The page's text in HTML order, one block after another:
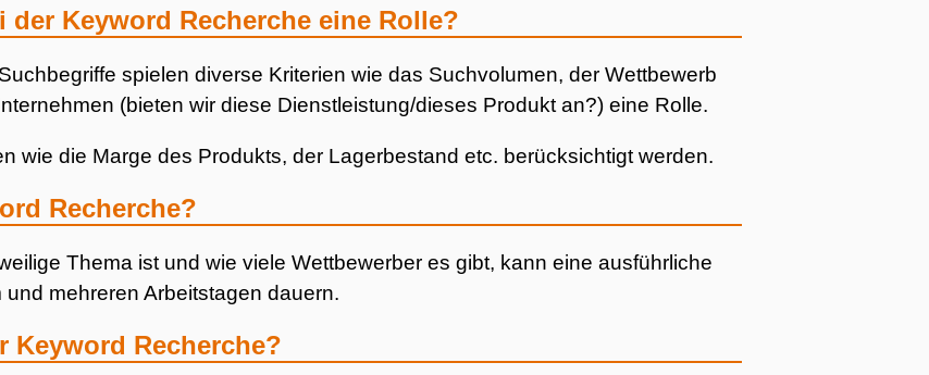
Keyword Recherche eine Rolle?
spielen diverse Kriterien wie das Suchvolumen, der Wettbewerb
(bieten wir diese Dienstleistung/dieses Produkt an?) eine Rolle.
wie die Marge des Produkts, der Lagerbestand etc. berücksichtigt werden.
Recherche?
Thema ist und wie viele Wettbewerber es gibt, kann eine ausführliche
mehreren Arbeitstagen dauern.
Keyword Recherche?